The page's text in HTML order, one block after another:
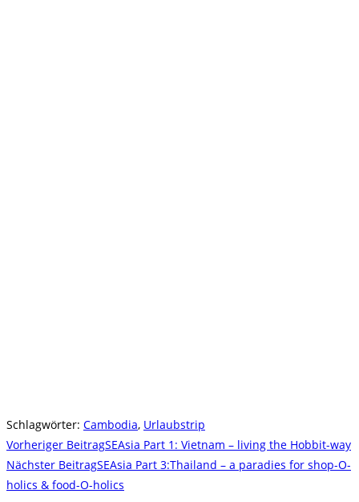
Schlagwörter: Cambodia, Urlaubstrip
Weitere
Artikel
ansehen
Vorheriger BeitragSEAsia Part 1: Vietnam – living the Hobbit-way
Nächster BeitragSEAsia Part 3:Thailand – a paradies for shop-O-
holics & food-O-holics